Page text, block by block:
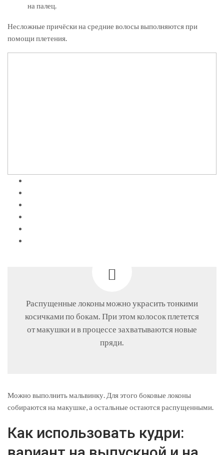
на палец.
Несложные причёски на средние волосы выполняются при
помощи плетения.
Распущенные локоны можно украсить тонкими
косичками по бокам. При этом колосок плетется
от макушки и в процессе захватываются новые
пряди.
Можно выполнить мальвинку. Для этого боковые локоны
собираются на макушке, а остальные остаются распущенными.
Как использовать кудри: